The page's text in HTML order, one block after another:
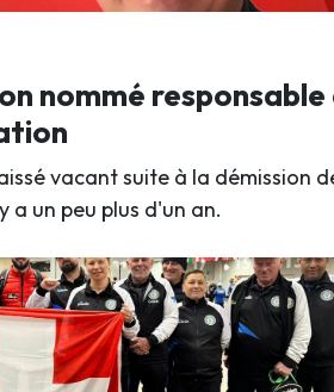
nommé responsable
vacant suite à la démission
a un peu plus d'un an.